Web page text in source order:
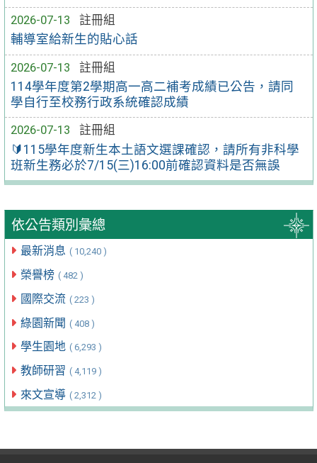
2026-07-13
註冊組
輔導室給新生的貼心話
2026-07-13
註冊組
114學年度第2學期高一高二補考成績已公告，請同
學自行至校務行政系統確認成績
2026-07-13
註冊組
🔰115學年度新生本土語文選課確認，請所有非科學
班新生務必於7/15(三)16:00前確認資料是否無誤
依公告類別彙總
最新消息 ( 10,240 )
榮譽榜 ( 482 )
國際交流 ( 223 )
綠園新聞 ( 408 )
學生園地 ( 6,293 )
教師研習 ( 4,119 )
來文宣導 ( 2,312 )